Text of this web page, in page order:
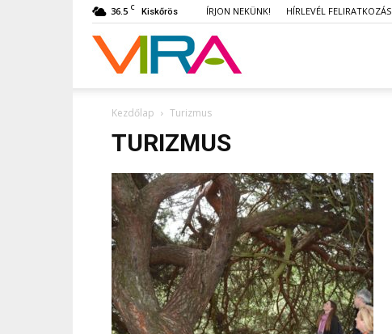
36.5 C Kiskőrös ÍRJON NEKÜNK! HÍRLEVÉL FELIRATKOZÁS
VIRA
Kezdőlap Turizmus
TURIZMUS